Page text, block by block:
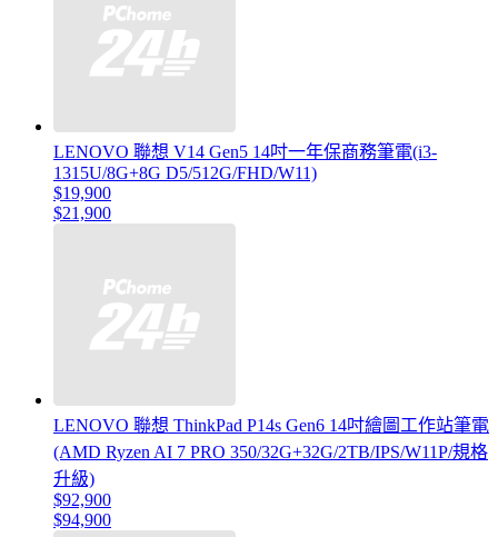
LENOVO 聯想 V14 Gen5 14吋一年保商務筆電(i3-
1315U/8G+8G D5/512G/FHD/W11)
$19,900
$21,900
LENOVO 聯想 ThinkPad P14s Gen6 14吋繪圖工作站筆電
(AMD Ryzen AI 7 PRO 350/32G+32G/2TB/IPS/W11P/規格
升級)
$92,900
$94,900